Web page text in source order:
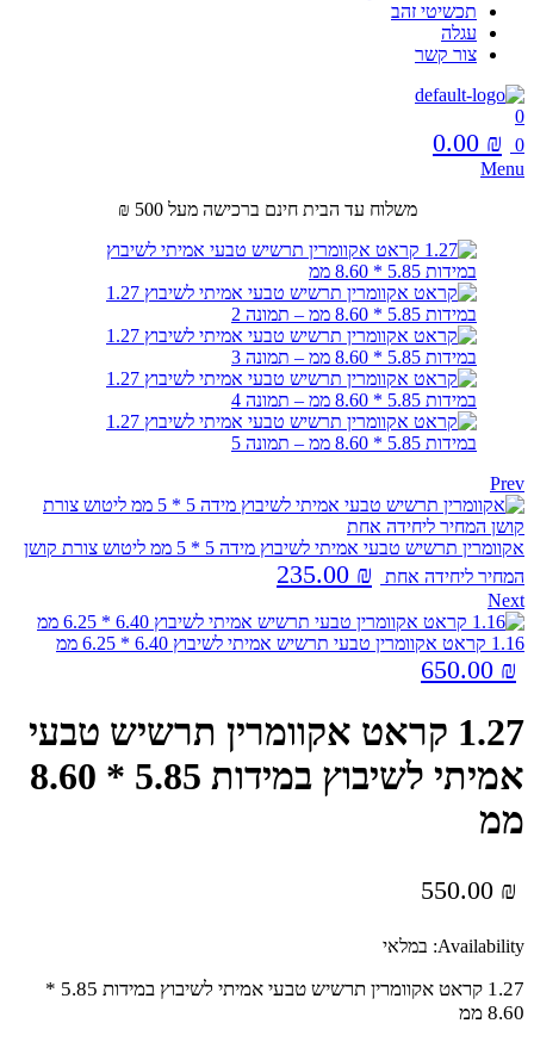
תכשיטי זהב
עגלה
צור קשר
0
0
0.00 ₪
Menu
משלוח עד הבית חינם ברכישה מעל 500 ₪
Prev
אקוומרין תרשיש טבעי אמיתי לשיבוץ מידה 5 * 5 ממ ליטוש צורת קושן
המחיר ליחידה אחת
235.00 ₪
Next
1.16 קראט אקוומרין טבעי תרשיש אמיתי לשיבוץ 6.40 * 6.25 ממ
650.00 ₪
1.27 קראט אקוומרין תרשיש טבעי
אמיתי לשיבוץ במידות 5.85 * 8.60
ממ
550.00 ₪
Availability: במלאי
1.27 קראט אקוומרין תרשיש טבעי אמיתי לשיבוץ במידות 5.85 *
8.60 ממ